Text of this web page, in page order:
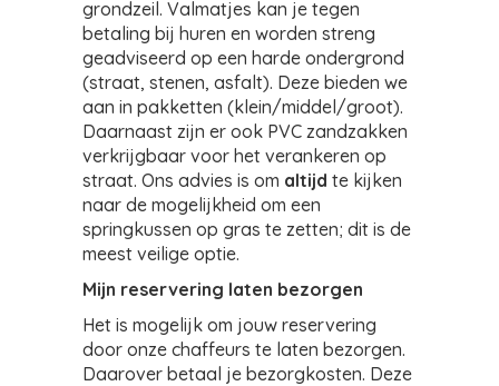
grondzeil. Valmatjes kan je tegen
betaling bij huren en worden streng
geadviseerd op een harde ondergrond
(straat, stenen, asfalt). Deze bieden we
aan in pakketten (klein/middel/groot).
Daarnaast zijn er ook PVC zandzakken
verkrijgbaar voor het verankeren op
straat. Ons advies is om altijd te kijken
naar de mogelijkheid om een
springkussen op gras te zetten; dit is de
meest veilige optie.
Mijn reservering laten bezorgen
Het is mogelijk om jouw reservering
door onze chaffeurs te laten bezorgen.
Daarover betaal je bezorgkosten. Deze